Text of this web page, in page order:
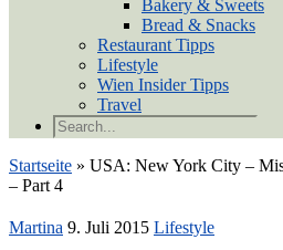
Bakery & Sweets
Bread & Snacks
Restaurant Tipps
Lifestyle
Wien Insider Tipps
Travel
Startseite » USA: New York City –
– Part 4
Martina 9. Juli 2015 Lifestyle